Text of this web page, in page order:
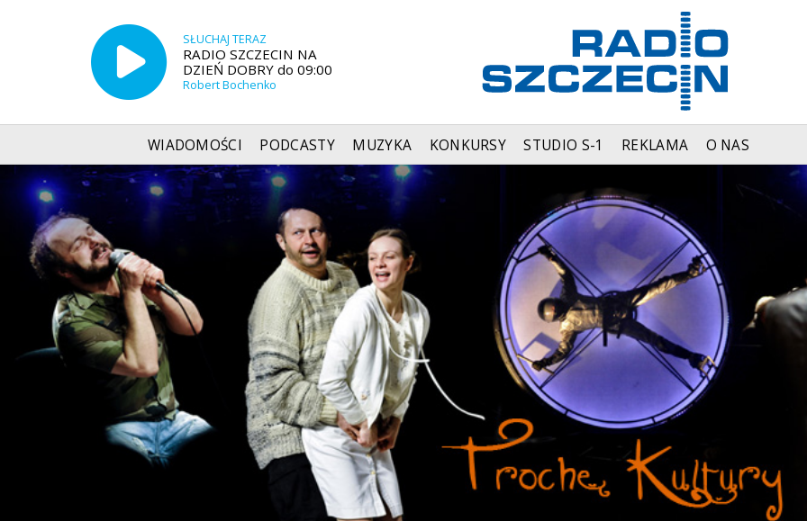
SŁUCHAJ TERAZ
RADIO SZCZECIN NA
DZIEŃ DOBRY do 09:00
Robert Bochenko
WIADOMOŚCI PODCASTY MUZYKA KONKURSY STUDIO S-1 REKLAMA O NAS